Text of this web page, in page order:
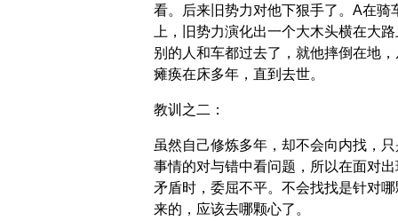
看。后来旧势力对他下狠手了。A在骑
上，旧势力演化出一个大木头横在大
别的人和车都过去了，就他摔倒在地，
瘫痪在床多年，直到去世。
教训之二：
虽然自己修炼多年，却不会向内找，
事情的对与错中看问题，所以在面对出
矛盾时，委屈不平。不会找找是针对哪
来的，应该去哪颗心了。